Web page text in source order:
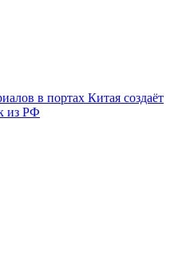
в портах Китая создаёт
из РФ